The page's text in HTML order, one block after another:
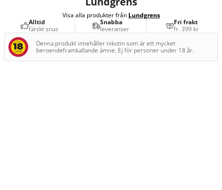
Visa alla produkter från Lundgrens
Alltid
färskt snus
Snabba
leveranser
Fri frakt
fr. 399 kr
Denna produkt innehåller nikotin som är ett mycket
beroendeframkallande ämne. Ej för personer under 18 år.